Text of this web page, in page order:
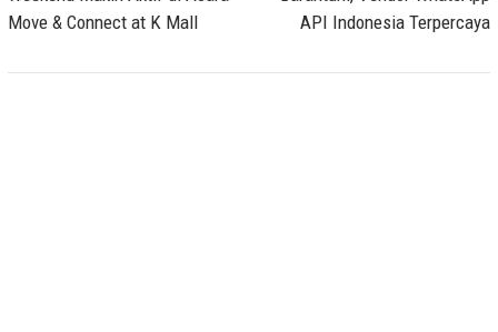
Move & Connect at K Mall
API Indonesia Terpercaya